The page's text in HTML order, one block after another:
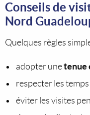
Conseils de
Nord
Quelques règles
adopter unetenue
respecter les
éviter les visites